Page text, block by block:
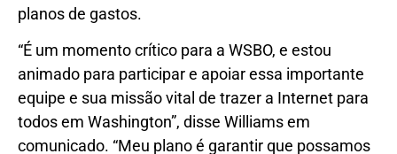
planos de gastos.
“É um momento crítico para a WSBO, e estou
animado para participar e apoiar essa importante
equipe e sua missão vital de trazer a Internet para
todos em Washington”, disse Williams em
comunicado. “Meu plano é garantir que possamos